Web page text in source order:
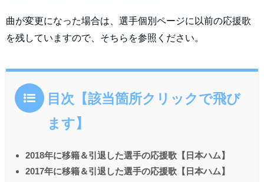
曲が変更になった場合は、選手個別ページに以前の応援歌
を残していますので、そちらを参照ください。
目次【該当箇所クリックで飛び
ます】
2018年に移籍＆引退した選手の応援歌【日本ハム】
2017年に移籍＆引退した選手の応援歌【日本ハム】